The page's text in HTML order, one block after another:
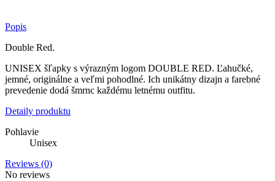
Popis
Double Red.
UNISEX šľapky s výrazným logom DOUBLE RED. Ľahučké,
jemné, originálne a veľmi pohodlné. Ich unikátny dizajn a farebné
prevedenie dodá šmrnc každému letnému outfitu.
Detaily produktu
Pohlavie
Unisex
Reviews (0)
No reviews